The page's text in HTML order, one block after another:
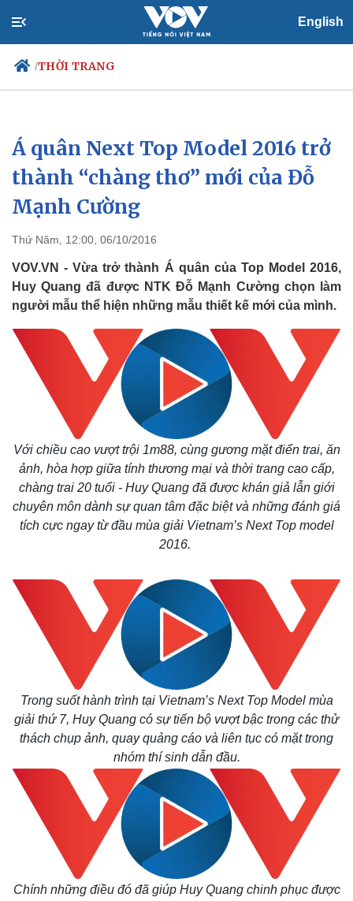
English
/THỜI TRANG
Chính trị
Đảng
Tổ chức nhân sự
Quốc hội
Nhận diện sự thật
Xã hội
Tin 24h
Dự báo thời tiết
Á quân Next Top Model 2016 trở
thành “chàng thơ” mới của Đỗ
Mạnh Cường
Thứ Năm, 12:00, 06/10/2016
VOV.VN - Vừa trở thành Á quân của Top Model 2016,
Huy Quang đã được NTK Đỗ Mạnh Cường chọn làm
người mẫu thể hiện những mẫu thiết kế mới của mình.
Với chiều cao vượt trội 1m88, cùng gương mặt điển trai, ăn
ảnh, hòa hợp giữa tính thương mại và thời trang cao cấp,
chàng trai 20 tuổi - Huy Quang đã được khán giả lẫn giới
chuyên môn dành sự quan tâm đặc biệt và những đánh giá
tích cực ngay từ đầu mùa giải Vietnam’s Next Top model
2016.
Trong suốt hành trình tại Vietnam’s Next Top Model mùa
giải thứ 7, Huy Quang có sự tiến bộ vượt bậc trong các thử
thách chụp ảnh, quay quảng cáo và liên tục có mặt trong
nhóm thí sinh dẫn đầu.
Chính những điều đó đã giúp Huy Quang chinh phục được